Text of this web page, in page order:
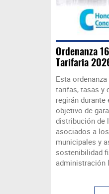
Ordenanza
Tarifaria
Esta
tarifas, tasas y
regirán durante
objetivo de
distribución de
asociados a
municipales y
sostenibilidad
administración